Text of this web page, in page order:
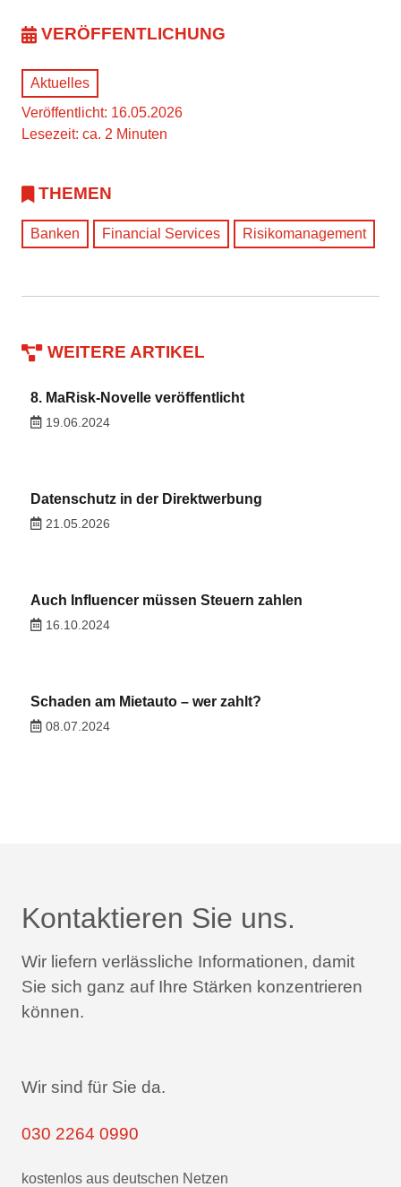
VERÖFFENTLICHUNG
Aktuelles
Veröffentlicht: 16.05.2026
Lesezeit: ca. 2 Minuten
THEMEN
Banken Financial Services Risikomanagement
WEITERE ARTIKEL
8. MaRisk-Novelle veröffentlicht
19.06.2024
Datenschutz in der Direktwerbung
21.05.2026
Auch Influencer müssen Steuern zahlen
16.10.2024
Schaden am Mietauto – wer zahlt?
08.07.2024
Kontaktieren Sie uns.
Wir liefern verlässliche Informationen, damit
Sie sich ganz auf Ihre Stärken konzentrieren
können.
Wir sind für Sie da.
030 2264 0990
kostenlos aus deutschen Netzen